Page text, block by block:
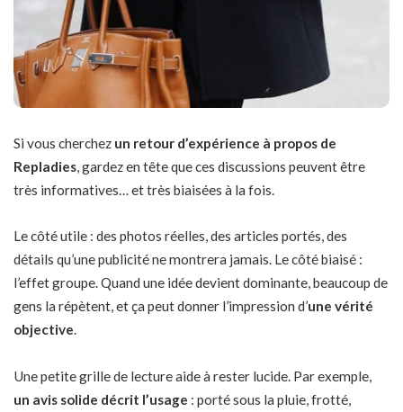
Si vous cherchez un retour d’expérience à propos de
Repladies, gardez en tête que ces discussions peuvent être
très informatives… et très biaisées à la fois.
Le côté utile : des photos réelles, des articles portés, des
détails qu’une publicité ne montrera jamais. Le côté biaisé :
l’effet groupe. Quand une idée devient dominante, beaucoup de
gens la répètent, et ça peut donner l’impression d’une vérité
objective.
Une petite grille de lecture aide à rester lucide. Par exemple,
un avis solide décrit l’usage : porté sous la pluie, frotté,